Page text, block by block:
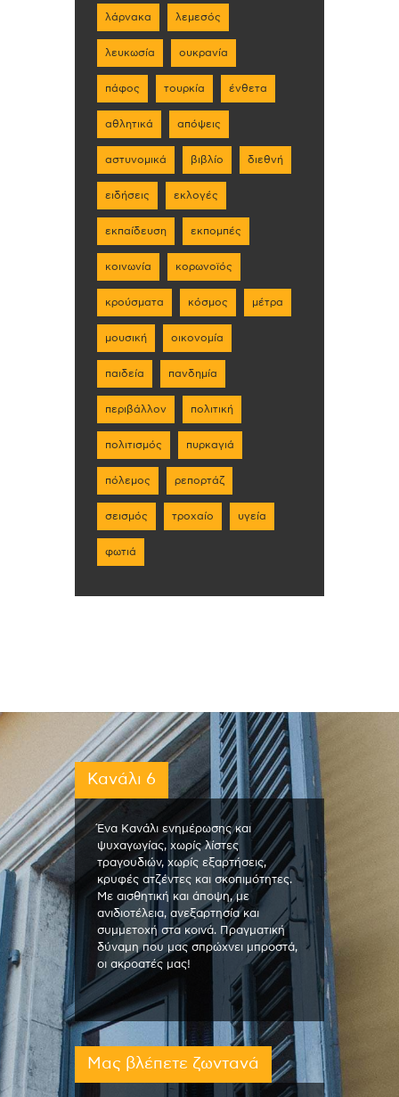
λάρνακα λεμεσός
λευκωσία ουκρανία
πάφος τουρκία ένθετα
αθλητικά απόψεις
αστυνομικά βιβλίο διεθνή
ειδήσεις εκλογές
εκπαίδευση εκπομπές
κοινωνία κορωνοϊός
κρούσματα κόσμος μέτρα
μουσική οικονομία
παιδεία πανδημία
περιβάλλον πολιτική
πολιτισμός πυρκαγιά
πόλεμος ρεπορτάζ
σεισμός τροχαίο υγεία
φωτιά
Κανάλι 6
Ένα Κανάλι ενημέρωσης και
ψυχαγωγίας, χωρίς λίστες
τραγουδιών, χωρίς εξαρτήσεις,
κρυφές ατζέντες και σκοπιμότητες.
Με αισθητική και άποψη, με
ανιδιοτέλεια, ανεξαρτησία και
συμμετοχή στα κοινά. Πραγματική
δύναμη που μας σπρώχνει μπροστά,
οι ακροατές μας!
Μας βλέπετε ζωντανά